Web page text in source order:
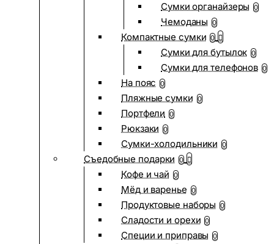
Сумки органайзеры 0
Чемоданы 0
Компактные сумки 0
Сумки для бутылок 0
Сумки для телефонов 0
На пояс 0
Пляжные сумки 0
Портфели 0
Рюкзаки 0
Сумки-холодильники 0
Съедобные подарки 0
Кофе и чай 0
Мёд и варенье 0
Продуктовые наборы 0
Сладости и орехи 0
Специи и приправы 0